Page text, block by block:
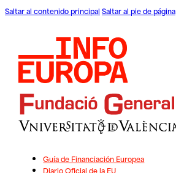
Saltar al contenido principal Saltar al pie de página
Guía de Financiación Europea
Diario Oficial de la EU